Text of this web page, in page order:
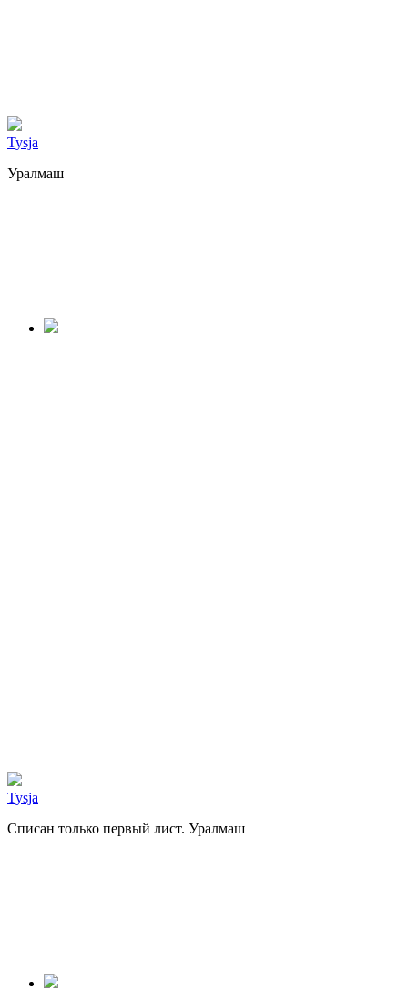
Tysja
Уралмаш
Tysja
Списан только первый лист. Уралмаш